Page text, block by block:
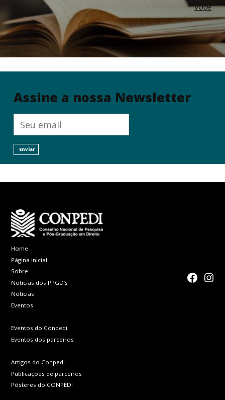
você
Assine a nossa Newsletter
Home
Página inicial
Sobre
Notícias dos PPGD’s
Notícias
Eventos
Eventos do Conpedi
Eventos dos parceiros
Artigos do Conpedi
Publicações de parceiros
Pôsteres do CONPEDI